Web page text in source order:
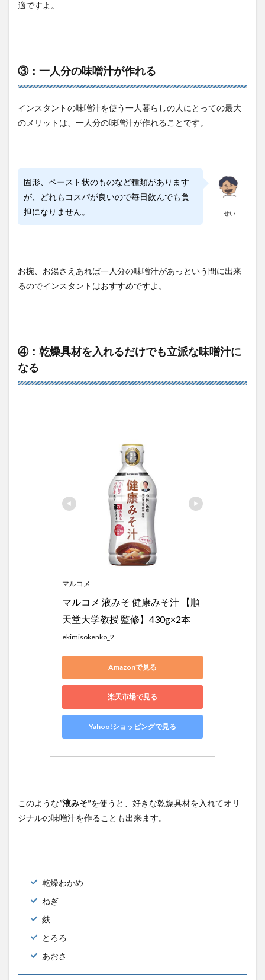
適ですよ。
③：一人分の味噌汁が作れる
インスタントの味噌汁を使う一人暮らしの人にとっての最大
のメリットは、一人分の味噌汁が作れることです。
せい
固形、ペースト状のものなど種類があります
が、どれもコスパが良いので毎日飲んでも負
担になりません。
お椀、お湯さえあれば一人分の味噌汁があっという間に出来
るのでインスタントはおすすめですよ。
④：乾燥具材を入れるだけでも立派な味噌汁に
なる
マルコメ
マルコメ 液みそ 健康みそ汁 【順
天堂大学教授 監修】430g×2本
ekimisokenko_2
Amazonで見る
楽天市場で見る
Yahoo!ショッピングで見る
このような”液みそ”を使うと、好きな乾燥具材を入れてオリ
ジナルの味噌汁を作ることも出来ます。
乾燥わかめ
ねぎ
麩
とろろ
あおさ